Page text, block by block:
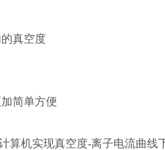
真空度
简单方便
算机实现真空度-离子电流曲线